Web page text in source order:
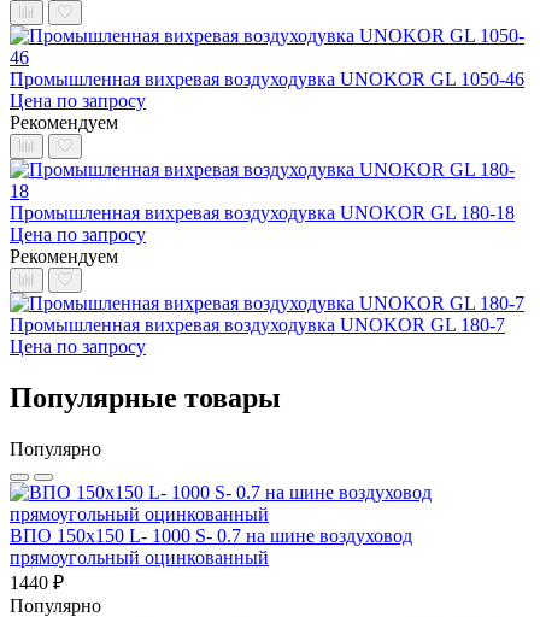
Промышленная вихревая воздуходувка UNOKOR GL 1050-46
Цена по запросу
Рекомендуем
Промышленная вихревая воздуходувка UNOKOR GL 180-18
Цена по запросу
Рекомендуем
Промышленная вихревая воздуходувка UNOKOR GL 180-7
Цена по запросу
Популярные товары
Популярно
ВПО 150x150 L- 1000 S- 0.7 на шине воздуховод
прямоугольный оцинкованный
1440 ₽
Популярно